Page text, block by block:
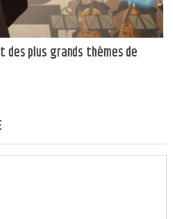
des plus grands thèmes de